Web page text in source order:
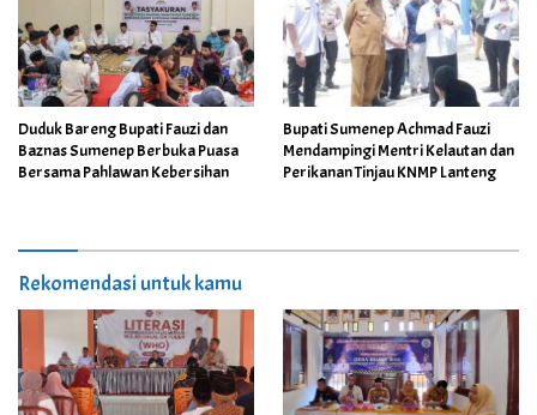
Duduk Bareng Bupati Fauzi dan
Baznas Sumenep Berbuka Puasa
Bersama Pahlawan Kebersihan
Bupati Sumenep Achmad Fauzi
Mendampingi Mentri Kelautan dan
Perikanan Tinjau KNMP Lanteng
Rekomendasi untuk kamu